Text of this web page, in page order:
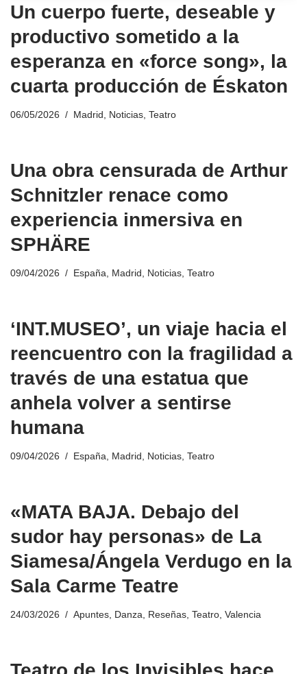
Un cuerpo fuerte, deseable y
productivo sometido a la
esperanza en «force song», la
cuarta producción de Éskaton
06/05/2026 Madrid Noticias Teatro
Una obra censurada de Arthur
Schnitzler renace como
experiencia inmersiva en
SPHÄRE
09/04/2026 España Madrid Noticias Teatro
‘INT.MUSEO’, un viaje hacia el
reencuentro con la fragilidad a
través de una estatua que
anhela volver a sentirse
humana
09/04/2026 España Madrid Noticias Teatro
«MATA BAJA. Debajo del
sudor hay personas» de La
Siamesa/Ángela Verdugo en la
Sala Carme Teatre
24/03/2026 Apuntes Danza Reseñas Teatro Valencia